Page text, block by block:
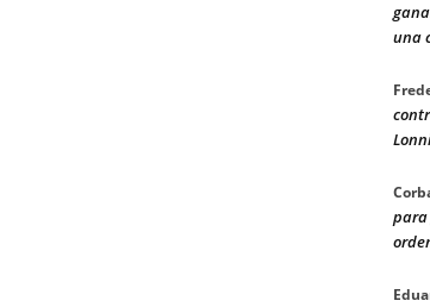
una
para